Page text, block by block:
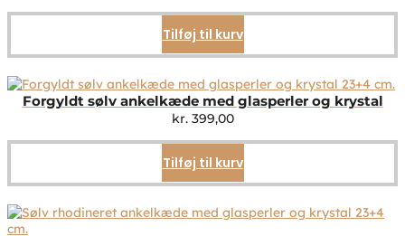
Tilføj til kurv
Forgyldt sølv ankelkæde med glasperler og krystal
kr.399,00
Tilføj til kurv